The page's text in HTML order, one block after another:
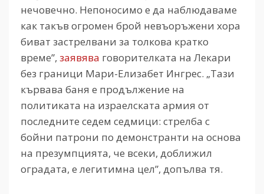
нечовечно. Непоносимо е да наблюдаваме
как такъв огромен брой невъоръжени хора
биват застрелвани за толкова кратко
време”, заявява говорителката на Лекари
без граници Мари-Елизабет Ингрес. „Тази
кървава баня е продължение на
политиката на израелската армия от
последните седем седмици: стрелба с
бойни патрони по демонстранти на основа
на презумпцията, че всеки, доближил
оградата, е легитимна цел”, допълва тя.